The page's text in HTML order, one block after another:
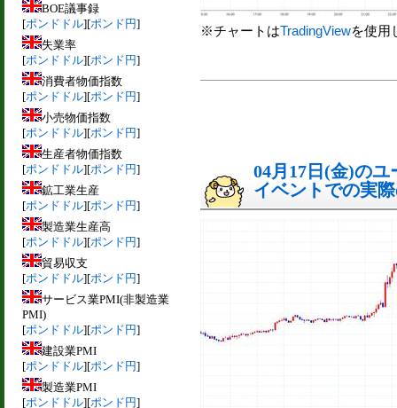
BOE議事録
[ポンドドル][ポンド円]
失業率
[ポンドドル][ポンド円]
消費者物価指数
[ポンドドル][ポンド円]
小売物価指数
[ポンドドル][ポンド円]
生産者物価指数
[ポンドドル][ポンド円]
鉱工業生産
[ポンドドル][ポンド円]
製造業生産高
[ポンドドル][ポンド円]
貿易収支
[ポンドドル][ポンド円]
サービス業PMI(非製造業
PMI)
[ポンドドル][ポンド円]
建設業PMI
[ポンドドル][ポンド円]
製造業PMI
[ポンドドル][ポンド円]
※チャートはTradingViewを使用
04月17日(金)の
イベントでの実